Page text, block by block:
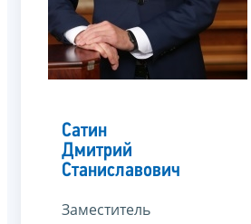
Сатин
Дмитрий
Станиславович
Заместитель